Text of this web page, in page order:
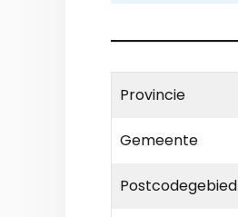
Provincie
Gemeente
Postcodegebied